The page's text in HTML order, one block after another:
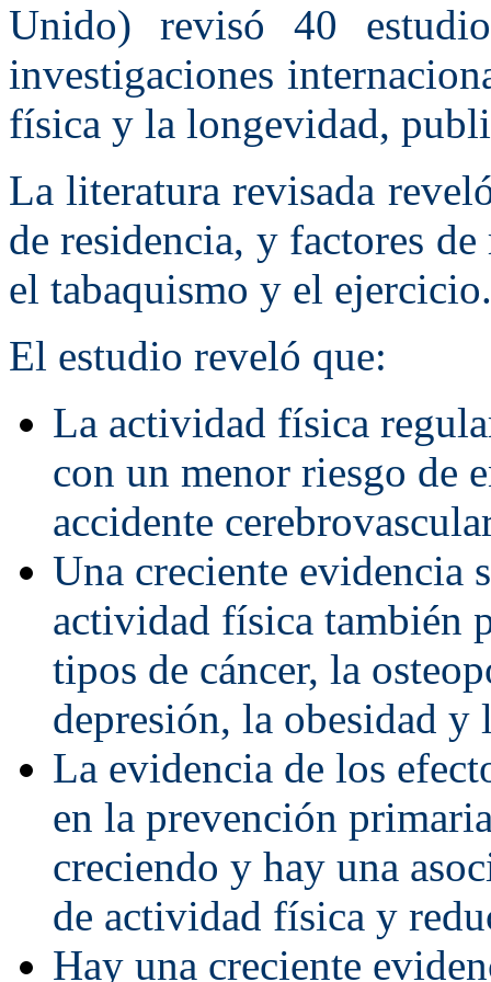
Unido) revisó 40
investigaciones
física y la longevidad,
La literatura revisada
de residencia, y factores
el tabaquismo y el ejercicio.
El estudio reveló que:
La actividad física
con un menor riesgo de
accidente
Una creciente evidencia
actividad física también
tipos de cáncer, la
depresión, la obesidad
La evidencia de los
en la prevención
creciendo y hay una
de actividad física y
Hay una creciente